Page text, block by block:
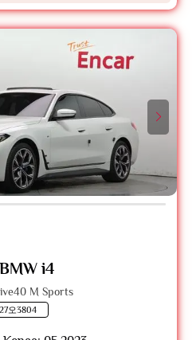
i4
M Sports
27오3804